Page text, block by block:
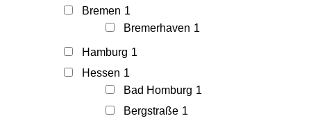
Bremen 1
Bremerhaven 1
Hamburg 1
Hessen 1
Bad Homburg 1
Bergstraße 1